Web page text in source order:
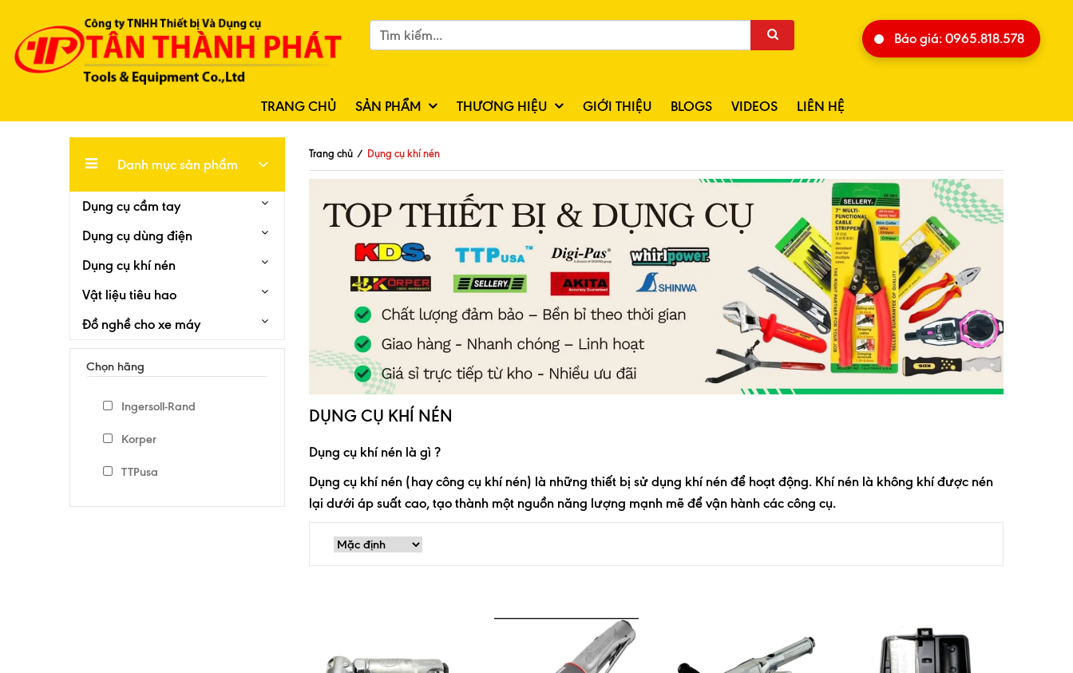
Báo giá: 0965.818.578
TRANG CHỦ SẢN PHẨM THƯƠNG HIỆU GIỚI THIỆU BLOGS VIDEOS LIÊN HỆ
Trang chủ / Dụng cụ khí nén
DỤNG CỤ KHÍ NÉN
Dụng cụ khí nén là gì ?
Dụng cụ khí nén (hay công cụ khí nén) là những thiết bị sử dụng khí nén để hoạt động. Khí nén là không khí được nén
lại dưới áp suất cao, tạo thành một nguồn năng lượng mạnh mẽ để vận hành các công cụ.
Danh mục sản phẩm
Dụng cụ cầm tay
Dụng cụ dùng điện
Dụng cụ khí nén
Vật liệu tiêu hao
Đồ nghề cho xe máy
Chọn hãng
Ingersoll-Rand
Korper
TTPusa